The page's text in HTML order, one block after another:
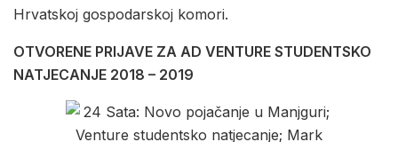
Hrvatskoj gospodarskoj komori.
OTVORENE PRIJAVE ZA AD VENTURE STUDENTSKO
NATJECANJE 2018 – 2019